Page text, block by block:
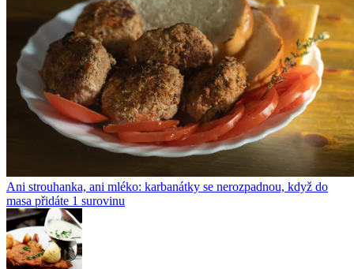
Ani strouhanka, ani mléko: karbanátky se nerozpadnou, když do
masa přidáte 1 surovinu